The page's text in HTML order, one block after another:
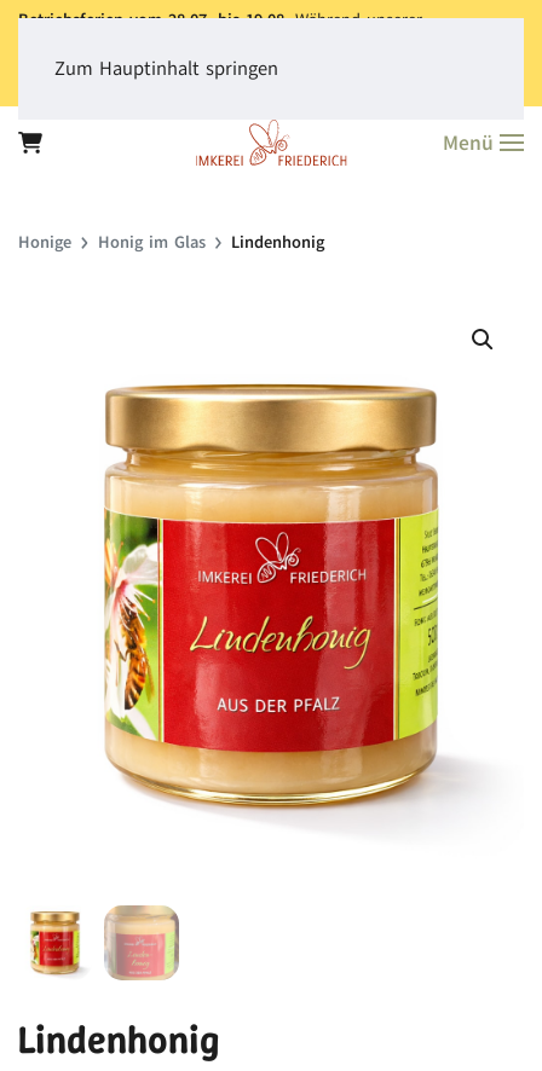
Betriebsferien vom 28.07. bis 19.08.Während unserer
dass derVersand aller Bestellungen erst ab dem 20.08.
Vielen Dank für Ihr Verständnis!
Zum Hauptinhalt springen
Menü
Honige Honig im Glas Lindenhonig
Lindenhonig